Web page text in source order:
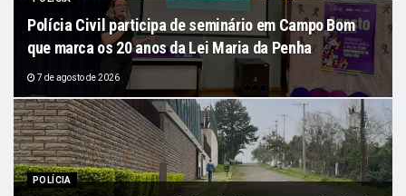
Polícia Civil participa de seminário em Campo Bom
que marca os 20 anos da Lei Maria da Penha
7 de agosto de 2026
POLÍCIA